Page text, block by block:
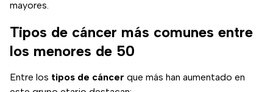
mayores.
Tipos de cáncer más comunes entre
los menores de 50
Entre los tipos de cáncer que más han aumentado en